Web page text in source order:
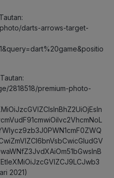
darts-arrows-target-
2818518/premium-photo-
2021)